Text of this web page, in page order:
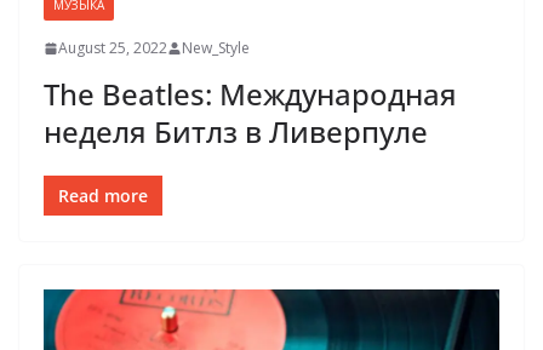
МУЗЫКА
August 25, 2022 New_Style
The Beatles: Международная
неделя Битлз в Ливерпуле
Read more